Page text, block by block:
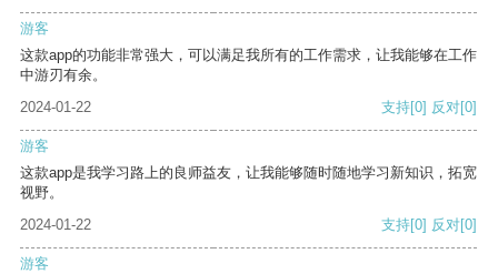
游客
这款app的功能非常强大，可以满足我所有的工作需求，让我能够在工作
中游刃有余。
2024-01-22
支持[0] 反对[0]
游客
这款app是我学习路上的良师益友，让我能够随时随地学习新知识，拓宽
视野。
2024-01-22
支持[0] 反对[0]
游客